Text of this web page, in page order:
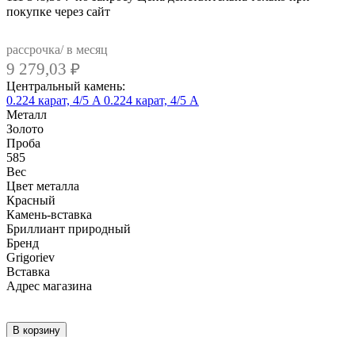
покупке через сайт
рассрочка/ в месяц
9 279,03 ₽
Центральный камень:
0.224 карат, 4/5 A 0.224 карат, 4/5 А
Металл
Золото
Проба
585
Вес
Цвет металла
Красный
Камень-вставка
Бриллиант природный
Бренд
Grigoriev
Вcтавка
Адрес магазина
В корзину